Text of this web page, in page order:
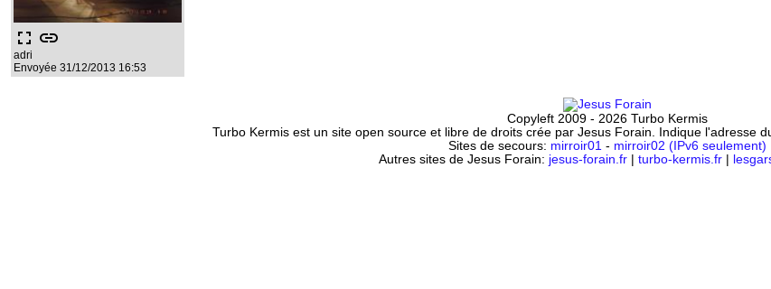
fullscreen link
adri
Envoyée 31/12/2013 16:53
Copyleft 2009 - 2026 Turbo Kermis
Turbo Kermis est un site open source et libre de droits crée par Jesus Forain. Indique l'adresse
Sites de secours: mirroir01 - mirroir02 (IPv6 seulement)
Autres sites de Jesus Forain: jesus-forain.fr| turbo-kermis.fr|